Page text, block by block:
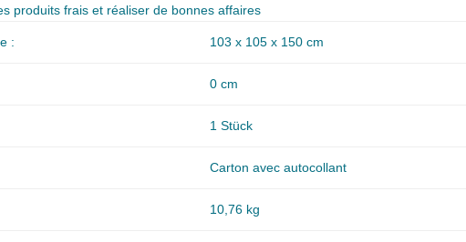
produits frais et réaliser de bonnes affaires
: 103 x 105 x 150 cm
0 cm
1 Stück
Carton avec autocollant
10,76 kg